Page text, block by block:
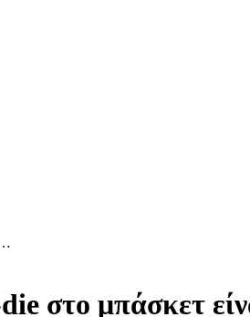
στο μπάσκετ